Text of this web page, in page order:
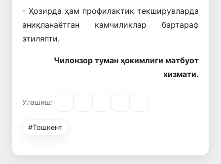
- Ҳозирда ҳам профилактик текширувларда
аниқланаётган камчиликлар бартараф
этиляпти.
Чилонзор туман ҳокимлиги матбуот
хизмати.
Улашиш:
#Тошкент